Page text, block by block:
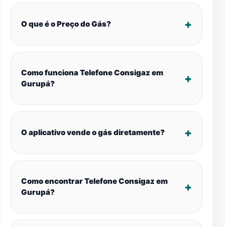
O que é o Preço do Gás?
Como funciona Telefone Consigaz em
Gurupá?
O aplicativo vende o gás diretamente?
Como encontrar Telefone Consigaz em
Gurupá?